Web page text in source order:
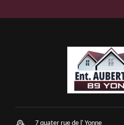
7 quater rue de l' Yonne